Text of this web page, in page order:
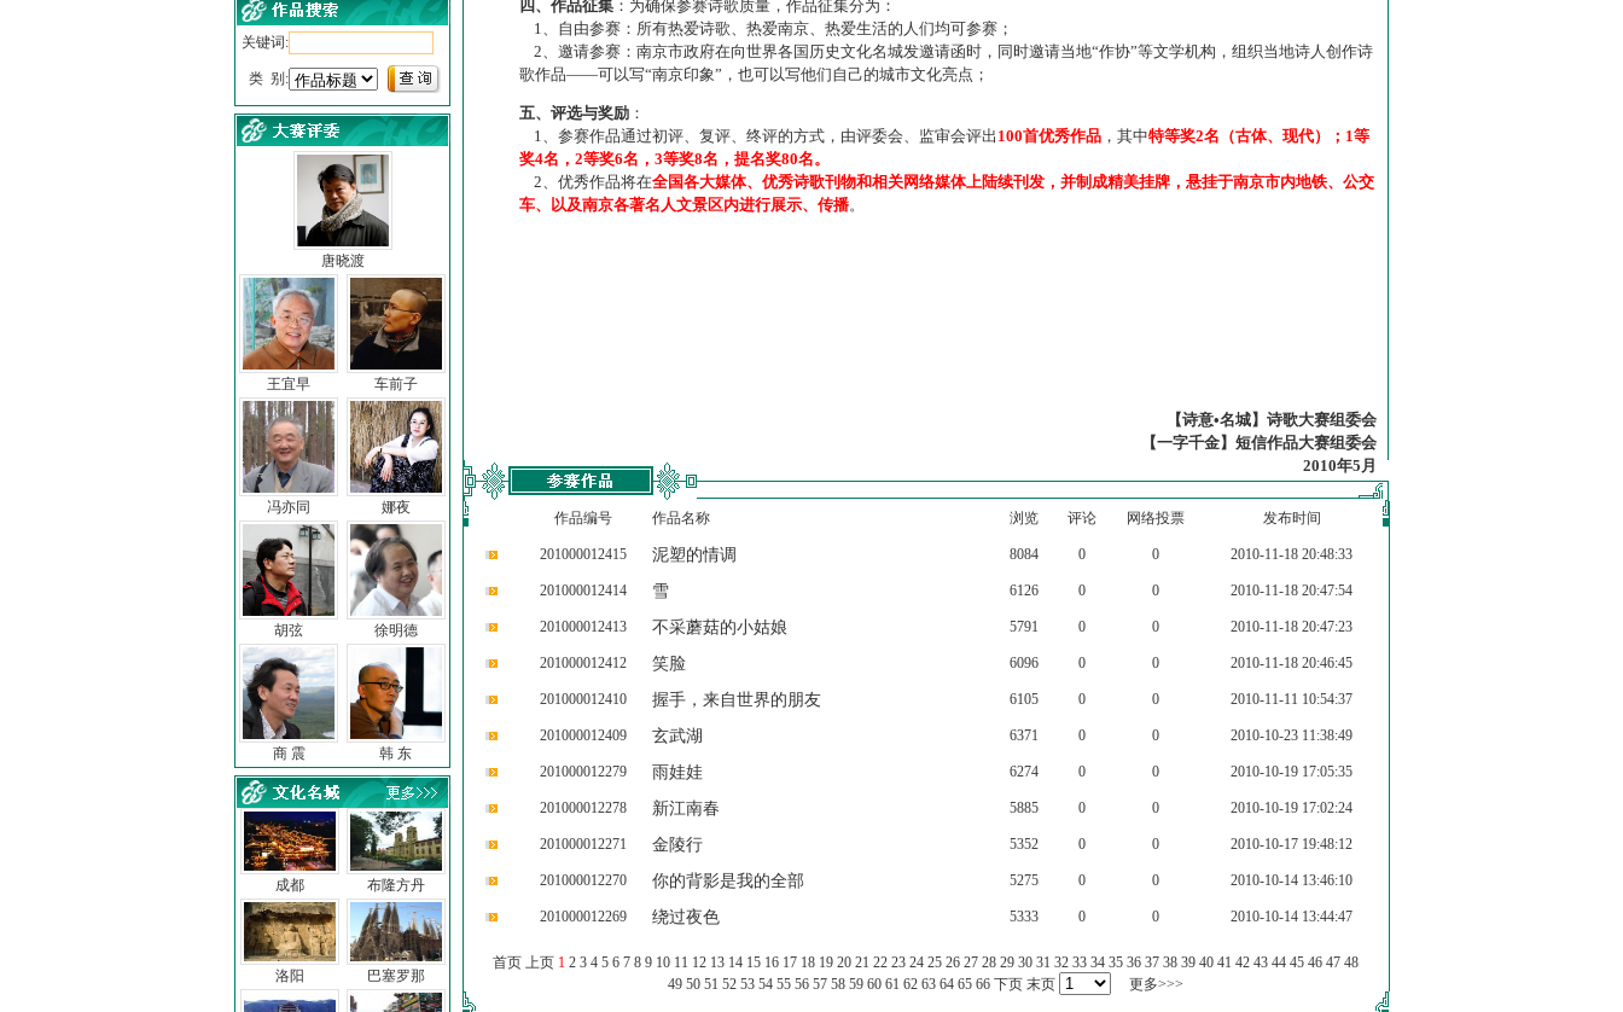
关键词:
类 别:
唐晓渡
王宜早 车前子
冯亦同 娜夜
胡弦 徐明德
商 震 韩 东
成都
洛阳
布隆方丹
巴塞罗那
四、作品征集 ：为确保参赛诗歌质量，作品征集分为：
1、自由参赛：所有热爱诗歌、热爱南京、热爱生活的人们均可参赛；
2、邀请参赛：南京市政府在向世界各国历史文化名城发邀请函时，同时邀请当地“作协”等文学机构，组织当地诗人创作诗
歌作品——可以写“南京印象”，也可以写他们自己的城市文化亮点；
五、评选与奖励 ：
1、参赛作品通过初评、复评、终评的方式，由评委会、监审会评出 100首优秀作品 ，其中特等奖2名（古体、现代）；1等
奖4名，2等奖6名，3等奖8名，提名奖80名。
2、优秀作品将在全国各大媒体、优秀诗歌刊物和相关网络媒体上陆续刊发，并制成精美挂牌，悬挂于南京市内地铁、公交
车、以及南京各著名人文景区内进行展示、传播。
【诗意•名城】诗歌大赛组委会
【一字千金】短信作品大赛组委会
2010年5月
作品编号 作品名称 浏览 评论 网络投票 发布时间
201000012415 泥塑的情调 8084 0 0 2010-11-18 20:48:33
201000012414 雪 6126 0 0 2010-11-18 20:47:54
201000012413 不采蘑菇的小姑娘 5791 0 0 2010-11-18 20:47:23
201000012412 笑脸 6096 0 0 2010-11-18 20:46:45
201000012410 握手，来自世界的朋友 6105 0 0 2010-11-11 10:54:37
201000012409 玄武湖 6371 0 0 2010-10-23 11:38:49
201000012279 雨娃娃 6274 0 0 2010-10-19 17:05:35
201000012278 新江南春 5885 0 0 2010-10-19 17:02:24
201000012271 金陵行 5352 0 0 2010-10-17 19:48:12
201000012270 你的背影是我的全部 5275 0 0 2010-10-14 13:46:10
201000012269 绕过夜色 5333 0 0 2010-10-14 13:44:47
首页 上页 1 2 3 4 5 6 7 8 9 10 11 12 13 14 15 16 17 18 19 20 21 22 23 24 25 26 27 28 29 30 31 32 33 34 35 36 37 38 39 40 41 42 43 44 45 46 47 48
49 50 51 52 53 54 55 56 57 58 59 60 61 62 63 64 65 66 下页 末页 更多>>>